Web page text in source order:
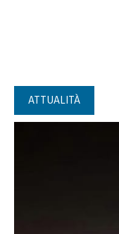
ATTUALITÀ